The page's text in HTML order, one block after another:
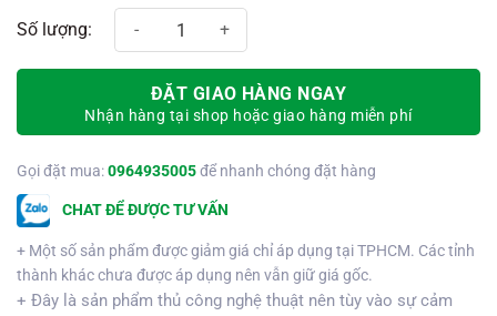
Hộp hoa 1215 số lượng
ĐẶT GIAO HÀNG NGAY
Nhận hàng tại shop hoặc giao hàng miễn phí
Gọi đặt mua:0964935005để nhanh chóng đặt hàng
CHAT ĐỂ ĐƯỢC TƯ VẤN
+ Một số sản phẩm được giảm giá chỉ áp dụng tại TPHCM. Các tỉnh
thành khác chưa được áp dụng nên vẫn giữ giá gốc.
+ Đây là sản phẩm thủ công nghệ thuật nên tùy vào sự cảm